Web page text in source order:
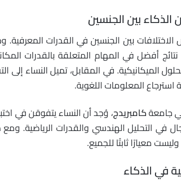
بين الجنسين
بين الجنسين في القدرات
أفضل في المهام المتعلقة بالقدرات
الميكانيكية. في المقابل، تميل النساء
المعلومات اللغوية.
كامبريدج، وُجد أن النساء يتفوقن في
في التحليل الهندسي والقدرات الرياضية.
معيارًا ثابتًا للجميع.
في الذكاء